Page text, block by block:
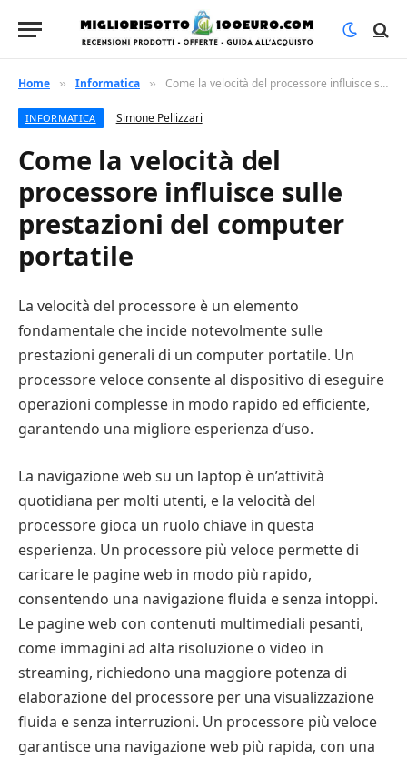
Home » Informatica » Come la velocità del processore influisce sulle prestazioni del computer portatile
INFORMATICA Simone Pellizzari
Come la velocità del
processore influisce sulle
prestazioni del computer
portatile
La velocità del processore è un elemento
fondamentale che incide notevolmente sulle
prestazioni generali di un computer portatile. Un
processore veloce consente al dispositivo di eseguire
operazioni complesse in modo rapido ed efficiente,
garantendo una migliore esperienza d’uso.
La navigazione web su un laptop è un’attività
quotidiana per molti utenti, e la velocità del
processore gioca un ruolo chiave in questa
esperienza. Un processore più veloce permette di
caricare le pagine web in modo più rapido,
consentendo una navigazione fluida e senza intoppi.
Le pagine web con contenuti multimediali pesanti,
come immagini ad alta risoluzione o video in
streaming, richiedono una maggiore potenza di
elaborazione del processore per una visualizzazione
fluida e senza interruzioni. Un processore più veloce
garantisce una navigazione web più rapida, con una